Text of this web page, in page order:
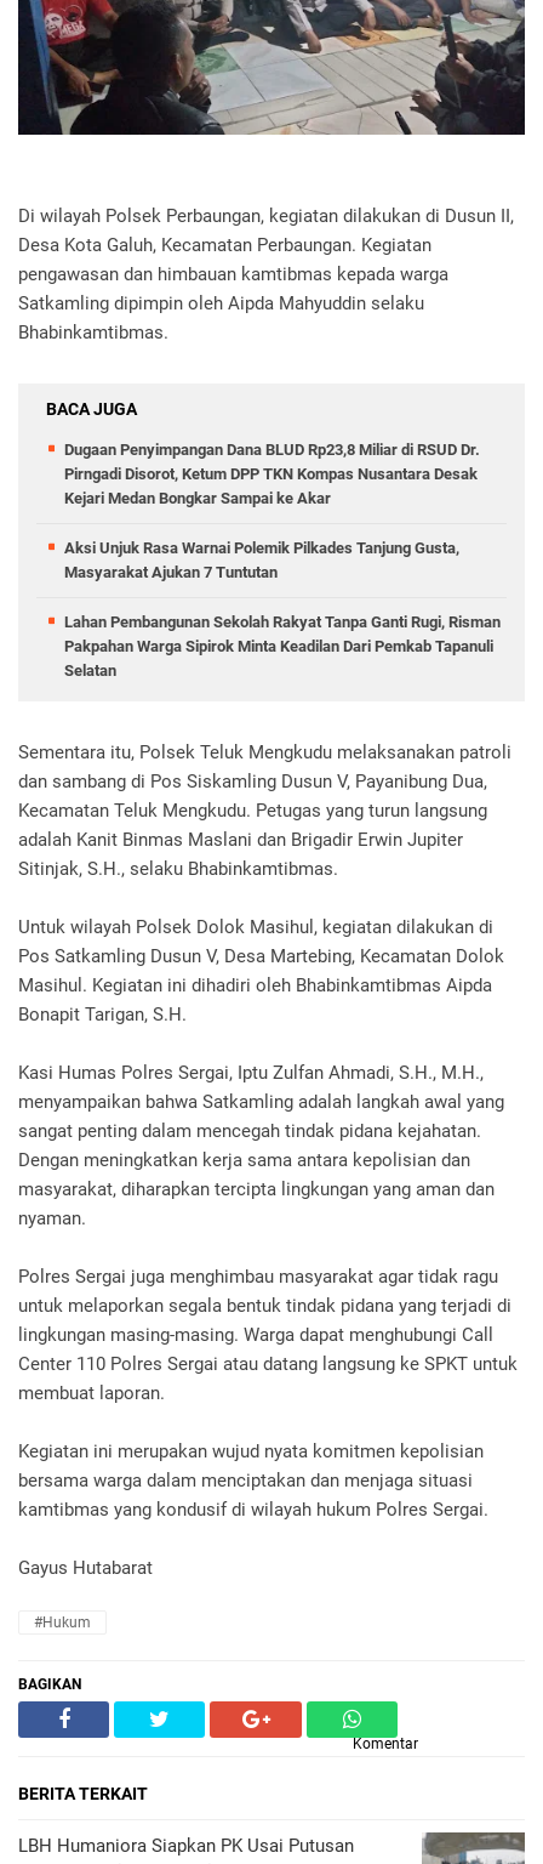
Di wilayah Polsek Perbaungan, kegiatan dilakukan di Dusun II,
Desa Kota Galuh, Kecamatan Perbaungan. Kegiatan
pengawasan dan himbauan kamtibmas kepada warga
Satkamling dipimpin oleh Aipda Mahyuddin selaku
Bhabinkamtibmas.
BACA JUGA
Dugaan Penyimpangan Dana BLUD Rp23,8 Miliar di RSUD Dr.
Pirngadi Disorot, Ketum DPP TKN Kompas Nusantara Desak
Kejari Medan Bongkar Sampai ke Akar
Aksi Unjuk Rasa Warnai Polemik Pilkades Tanjung Gusta,
Masyarakat Ajukan 7 Tuntutan
Lahan Pembangunan Sekolah Rakyat Tanpa Ganti Rugi, Risman
Pakpahan Warga Sipirok Minta Keadilan Dari Pemkab Tapanuli
Selatan
Sementara itu, Polsek Teluk Mengkudu melaksanakan patroli
dan sambang di Pos Siskamling Dusun V, Payanibung Dua,
Kecamatan Teluk Mengkudu. Petugas yang turun langsung
adalah Kanit Binmas Maslani dan Brigadir Erwin Jupiter
Sitinjak, S.H., selaku Bhabinkamtibmas.
Untuk wilayah Polsek Dolok Masihul, kegiatan dilakukan di
Pos Satkamling Dusun V, Desa Martebing, Kecamatan Dolok
Masihul. Kegiatan ini dihadiri oleh Bhabinkamtibmas Aipda
Bonapit Tarigan, S.H.
Kasi Humas Polres Sergai, Iptu Zulfan Ahmadi, S.H., M.H.,
menyampaikan bahwa Satkamling adalah langkah awal yang
sangat penting dalam mencegah tindak pidana kejahatan.
Dengan meningkatkan kerja sama antara kepolisian dan
masyarakat, diharapkan tercipta lingkungan yang aman dan
nyaman.
Polres Sergai juga menghimbau masyarakat agar tidak ragu
untuk melaporkan segala bentuk tindak pidana yang terjadi di
lingkungan masing-masing. Warga dapat menghubungi Call
Center 110 Polres Sergai atau datang langsung ke SPKT untuk
membuat laporan.
Kegiatan ini merupakan wujud nyata komitmen kepolisian
bersama warga dalam menciptakan dan menjaga situasi
kamtibmas yang kondusif di wilayah hukum Polres Sergai.
Gayus Hutabarat
#Hukum
BAGIKAN
Komentar
BERITA TERKAIT
LBH Humaniora Siapkan PK Usai Putusan